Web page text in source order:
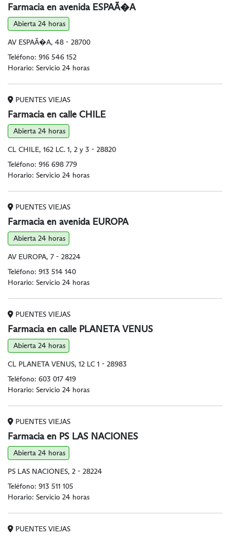
Farmacia en avenida ESPAÃ�A
Abierta 24 horas
AV ESPAÃ�A, 48 - 28700
Teléfono: 916 546 152
Horario: Servicio 24 horas
PUENTES VIEJAS
Farmacia en calle CHILE
Abierta 24 horas
CL CHILE, 162 LC. 1, 2 y 3 - 28820
Teléfono: 916 698 779
Horario: Servicio 24 horas
PUENTES VIEJAS
Farmacia en avenida EUROPA
Abierta 24 horas
AV EUROPA, 7 - 28224
Teléfono: 913 514 140
Horario: Servicio 24 horas
PUENTES VIEJAS
Farmacia en calle PLANETA VENUS
Abierta 24 horas
CL PLANETA VENUS, 12 LC 1 - 28983
Teléfono: 603 017 419
Horario: Servicio 24 horas
PUENTES VIEJAS
Farmacia en PS LAS NACIONES
Abierta 24 horas
PS LAS NACIONES, 2 - 28224
Teléfono: 913 511 105
Horario: Servicio 24 horas
PUENTES VIEJAS